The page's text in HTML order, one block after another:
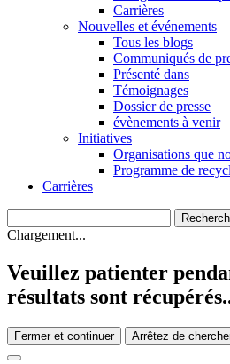
Carrières
Nouvelles et événements
Tous les blogs
Communiqués de
Présenté dans
Témoignages
Dossier de presse
évènements à venir
Initiatives
Organisations que
Programme de
Carrières
Chargement...
Veuillez patienter
résultats sont
Fermer et continuer Arrêtez de